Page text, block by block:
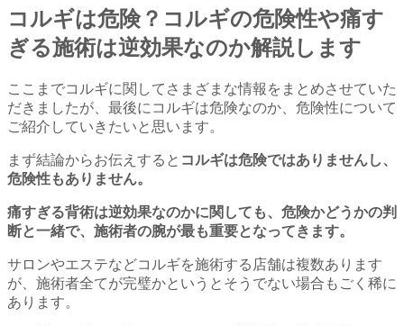
コルギは危険？コルギの危険性や痛す
ぎる施術は逆効果なのか解説します
ここまでコルギに関してさまざまな情報をまとめさせていた
だきましたが、最後にコルギは危険なのか、危険性について
ご紹介していきたいと思います。
まず結論からお伝えすると コルギは危険ではありませんし、
危険性もありません。
痛すぎる背術は逆効果なのかに関しても、危険かどうかの判
断と一緒で、施術者の腕が最も重要となってきます。
サロンやエステなどコルギを施術する店舗は複数あります
が、施術者全てが完璧かというとそうでない場合もごく稀に
あります。